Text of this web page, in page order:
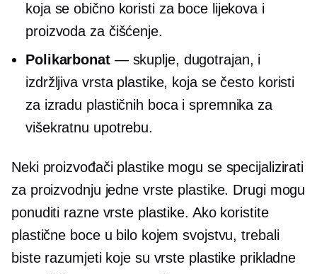
koja se obično koristi za boce lijekova i
proizvoda za čišćenje.
Polikarbonat— skuplje, dugotrajan, i
izdržljiva vrsta plastike, koja se često koristi
za izradu plastičnih boca i spremnika za
višekratnu upotrebu.
Neki proizvođači plastike mogu se specijalizirati
za proizvodnju jedne vrste plastike. Drugi mogu
ponuditi razne vrste plastike. Ako koristite
plastične boce u bilo kojem svojstvu, trebali
biste razumjeti koje su vrste plastike prikladne